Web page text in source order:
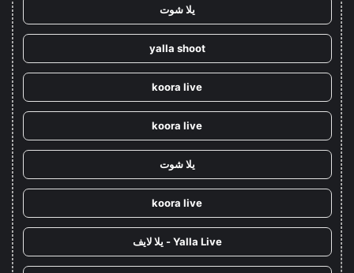
يلا شوت
yalla shoot
koora live
koora live
يلا شوت
koora live
Yalla Live - يلا لايف